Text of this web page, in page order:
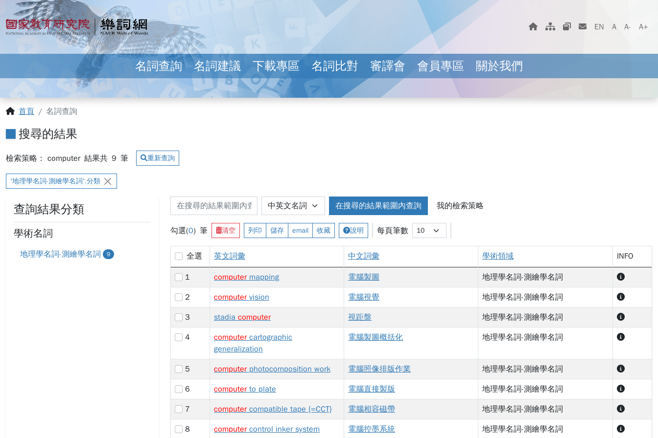
跳到主要內容
:::
國家教育研究院 樂詞網
回首頁網站地圖相關網站聯絡我們
EN 字體大小選擇
A A- A+
名詞查詢 名詞建議 下載專區 名詞比對 審譯會 會員專區 關於我們
首頁
名詞查詢
搜尋的結果
檢索策略： computer 結果共 9 筆 重新查詢
'地理學名詞-測繪學名詞'.分類
查詢結果分類
學術名詞
地理學名詞-測繪學名詞 9
在搜尋的結果範圍內查詢 我的檢索策略
勾選(0) 筆 清空 列印 儲存 email 收藏 說明 每頁筆數
全選 英文詞彙 中文詞彙 學術領域 INFO
1 computermapping 電腦製圖 地理學名詞-測繪學名詞
2 computervision 電腦視覺 地理學名詞-測繪學名詞
3 stadia computer 視距盤 地理學名詞-測繪學名詞
4 computercartographic
generalization
電腦製圖概括化 地理學名詞-測繪學名詞
5 computerphotocomposition work 電腦照像排版作業 地理學名詞-測繪學名詞
6 computerto plate 電腦直接製版 地理學名詞-測繪學名詞
7 computercompatible tape {=CCT} 電腦相容磁帶 地理學名詞-測繪學名詞
8 computercontrol inker system 電腦控墨系統 地理學名詞-測繪學名詞